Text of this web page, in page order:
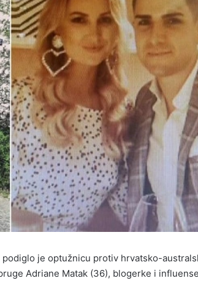
je optužnicu protiv hrvatsko-
Adriane Matak (36), blogerke i